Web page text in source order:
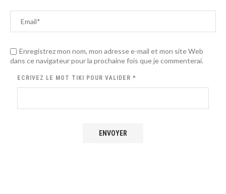
Enregistrez mon nom, mon adresse e-mail et mon site Web
dans ce navigateur pour la prochaine fois que je commenterai.
ECRIVEZ LE MOT TIKI POUR VALIDER *